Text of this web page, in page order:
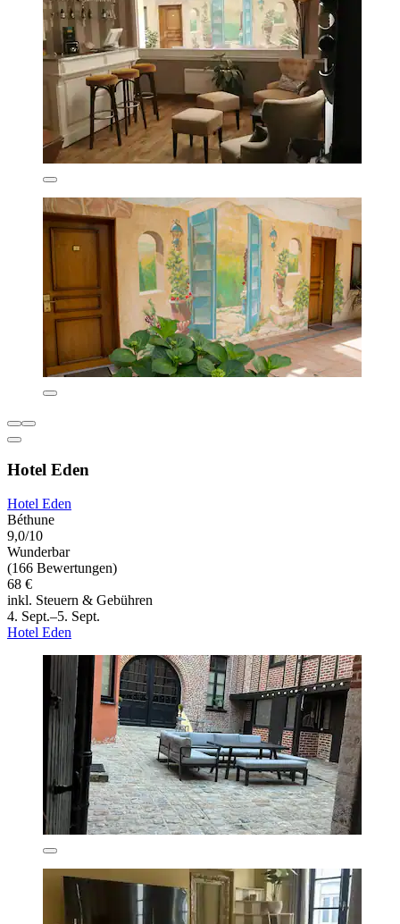
Hotel Eden
Hotel Eden
Béthune
9,0/10
Wunderbar
(166 Bewertungen)
68 €
inkl. Steuern & Gebühren
4. Sept.–5. Sept.
Hotel Eden